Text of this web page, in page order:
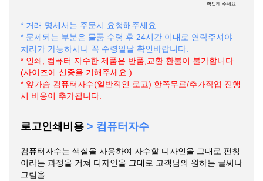
확인해 주세요.
* 거래 명세서는 주문시 요청해주세요.
* 문제되는 부분은 물품 수령 후 24시간 이내로 연락주셔야
처리가 가능하시니 꼭 수령일날 확인바랍니다.
* 인쇄, 컴퓨터 자수한 제품은 반품,교환 환불이 불가합니다.
(사이즈에 신중을 기해주세요.).
* 앞가슴 컴퓨터자수(일반적인 로고) 한쪽무료/추가작업 진행
시 비용이 추가됩니다.
로고인쇄비용 > 컴퓨터자수
컴퓨터자수는 색실을 사용하여 자수할 디자인을 그대로 펀칭
이라는 과정을 거쳐 디자인을 그대로 고객님의 원하는 글씨나
그림을